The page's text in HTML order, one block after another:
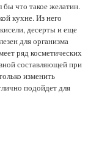
бы что такое желатин.
кухне. Из него
десерты и еще
для организма
ряд косметических
составляющей при
изменить
подойдет для